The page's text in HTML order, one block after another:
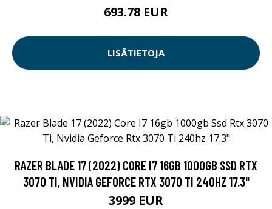
693.78 EUR
LISÄTIETOJA
RAZER BLADE 17 (2022) CORE I7 16GB 1000GB SSD RTX
3070 TI, NVIDIA GEFORCE RTX 3070 TI 240HZ 17.3"
3999 EUR